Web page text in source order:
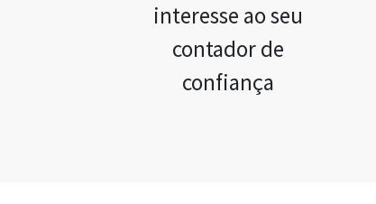
interesse ao seu
contador de
confiança